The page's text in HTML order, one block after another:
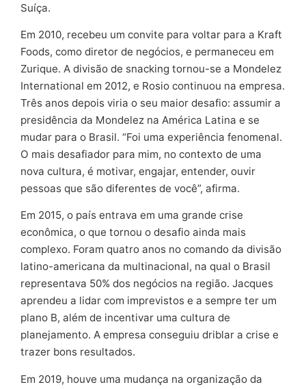
Suíça.
Em 2010, recebeu um convite para voltar para a Kraft
Foods, como diretor de negócios, e permaneceu em
Zurique. A divisão de snacking tornou-se a Mondelez
International em 2012, e Rosio continuou na empresa.
Três anos depois viria o seu maior desafio: assumir a
presidência da Mondelez na América Latina e se
mudar para o Brasil. “Foi uma experiência fenomenal.
O mais desafiador para mim, no contexto de uma
nova cultura, é motivar, engajar, entender, ouvir
pessoas que são diferentes de você”, afirma.
Em 2015, o país entrava em uma grande crise
econômica, o que tornou o desafio ainda mais
complexo. Foram quatro anos no comando da divisão
latino-americana da multinacional, na qual o Brasil
representava 50% dos negócios na região. Jacques
aprendeu a lidar com imprevistos e a sempre ter um
plano B, além de incentivar uma cultura de
planejamento. A empresa conseguiu driblar a crise e
trazer bons resultados.
Em 2019, houve uma mudança na organização da